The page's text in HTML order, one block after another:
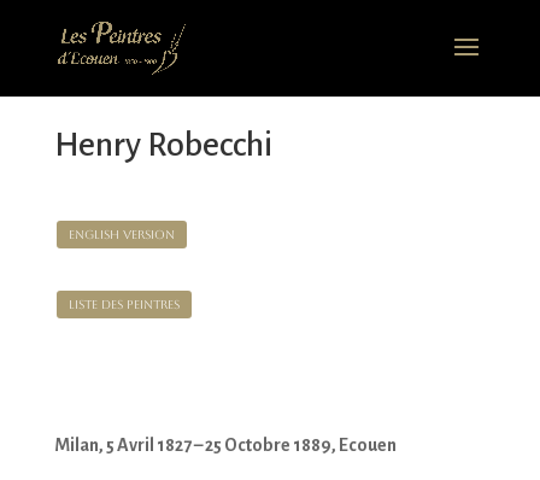
Henry Robecchi
English version
Liste des Peintres
Milan, 5 Avril 1827 – 25 Octobre 1889, Ecouen